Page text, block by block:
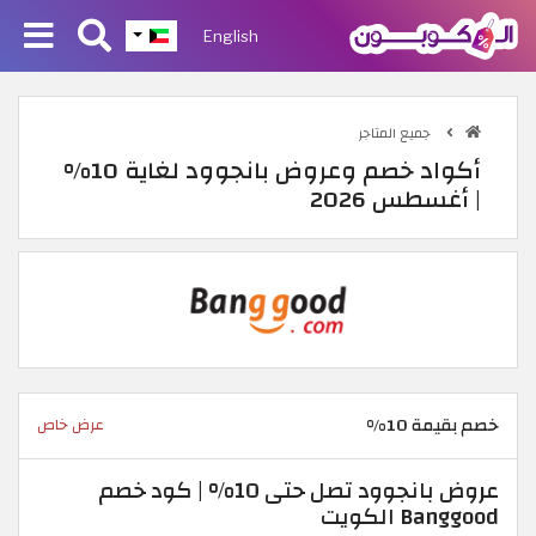
English
جميع المتاجر
أكواد خصم وعروض بانجوود لغاية 10%
| أغسطس 2026
خصم بقيمة 10% عرض خاص
عروض بانجوود تصل حتى 10% | كود خصم
Banggood الكويت